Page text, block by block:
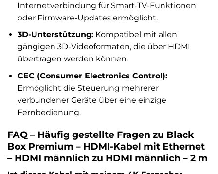
Internetverbindung für Smart-TV-Funktionen
oder Firmware-Updates ermöglicht.
3D-Unterstützung:Kompatibel mit allen
gängigen 3D-Videoformaten, die über HDMI
übertragen werden können.
CEC (Consumer Electronics Control):
Ermöglicht die Steuerung mehrerer
verbundener Geräte über eine einzige
Fernbedienung.
FAQ – Häufig gestellte Fragen zu Black
Box Premium – HDMI-Kabel mit Ethernet
– HDMI männlich zu HDMI männlich – 2 m